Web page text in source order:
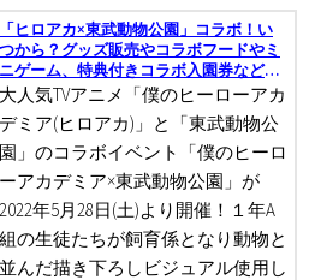
「ヒロアカ×東武動物公園」コラボ！い
つから？グッズ販売やコラボフードやミ
ニゲーム、特典付きコラボ入園券など販
売予定
大人気TVアニメ「僕のヒーローアカ
デミア(ヒロアカ)」と「東武動物公
園」のコラボイベント「僕のヒーロ
ーアカデミア×東武動物公園」が
2022年5月28日(土)より開催！１年A
組の生徒たちが飼育係となり動物と
並んだ描き下ろしビジュアル使用し